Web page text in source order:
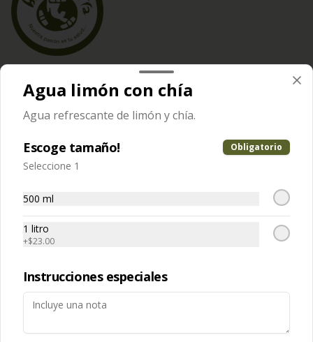
Conócenos
Zona de Despacho
Términos y condiciones
Política de privacidad
Redes sociales
Instagram
Facebook
Mi cuenta
Iniciar sesión
Agua limón con chía
Agua refrescante de limón y chía.
Escoge tamaño! Obligatorio
Seleccione 1
500 ml
1 litro
+$23.00
Instrucciones especiales